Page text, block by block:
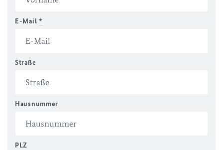
E-Mail *
Straße
Hausnummer
PLZ